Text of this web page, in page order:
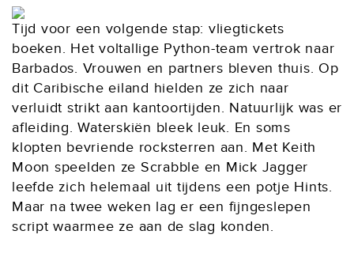
Tijd voor een volgende stap: vliegtickets
boeken. Het voltallige Python-team vertrok naar
Barbados. Vrouwen en partners bleven thuis. Op
dit Caribische eiland hielden ze zich naar
verluidt strikt aan kantoortijden. Natuurlijk was er
afleiding. Waterskiën bleek leuk. En soms
klopten bevriende rocksterren aan. Met Keith
Moon speelden ze Scrabble en Mick Jagger
leefde zich helemaal uit tijdens een potje Hints.
Maar na twee weken lag er een fijngeslepen
script waarmee ze aan de slag konden.